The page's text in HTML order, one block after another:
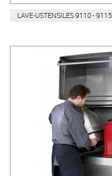
LAVE-USTENSILES 9110 - 9115